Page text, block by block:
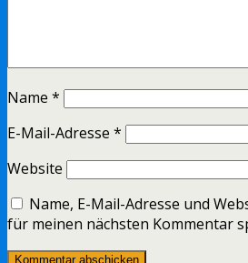
Name *
E-Mail-Adresse *
Website
Name, E-Mail-Adresse und
für meinen nächsten Kommentar